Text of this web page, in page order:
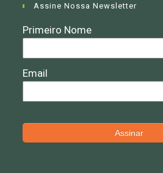
Assine Nossa Newsletter